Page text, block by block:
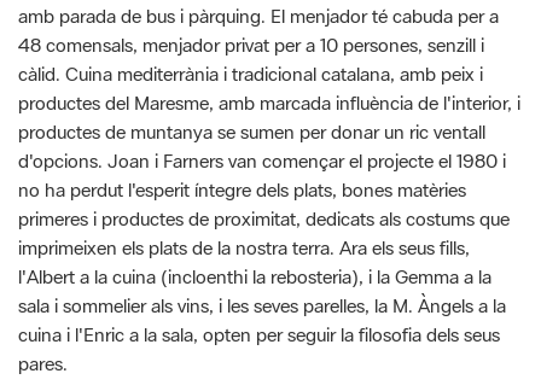
amb parada de bus i pàrquing. El menjador té cabuda per a
48 comensals, menjador privat per a 10 persones, senzill i
càlid. Cuina mediterrània i tradicional catalana, amb peix i
productes del Maresme, amb marcada influència de l'interior, i
productes de muntanya se sumen per donar un ric ventall
d'opcions. Joan i Farners van començar el projecte el 1980 i
no ha perdut l'esperit íntegre dels plats, bones matèries
primeres i productes de proximitat, dedicats als costums que
imprimeixen els plats de la nostra terra. Ara els seus fills,
l'Albert a la cuina (incloenthi la rebosteria), i la Gemma a la
sala i sommelier als vins, i les seves parelles, la M. Àngels a la
cuina i l'Enric a la sala, opten per seguir la filosofia dels seus
pares.